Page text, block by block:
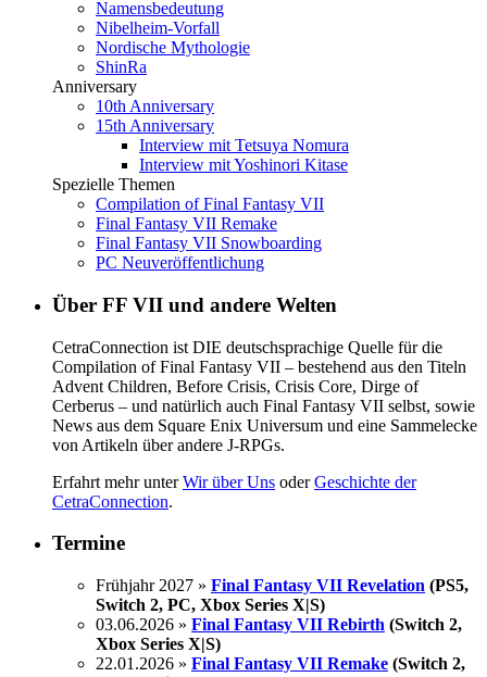
Namensbedeutung
Nibelheim-Vorfall
Nordische Mythologie
ShinRa
Anniversary
10th Anniversary
15th Anniversary
Interview mit Tetsuya Nomura
Interview mit Yoshinori Kitase
Spezielle Themen
Compilation of Final Fantasy VII
Final Fantasy VII Remake
Final Fantasy VII Snowboarding
PC Neuveröffentlichung
Über FF VII und andere Welten
CetraConnection ist DIE deutschsprachige Quelle für die
Compilation of Final Fantasy VII – bestehend aus den Titeln
Advent Children, Before Crisis, Crisis Core, Dirge of
Cerberus – und natürlich auch Final Fantasy VII selbst, sowie
News aus dem Square Enix Universum und eine Sammelecke
von Artikeln über andere J-RPGs.
Erfahrt mehr unterWir über Uns oderGeschichte der
CetraConnection.
Termine
Frühjahr 2027 » Final Fantasy VII Revelation (PS5,
Switch 2, PC, Xbox Series X|S)
03.06.2026 » Final Fantasy VII Rebirth (Switch 2,
Xbox Series X|S)
22.01.2026 » Final Fantasy VII Remake (Switch 2,